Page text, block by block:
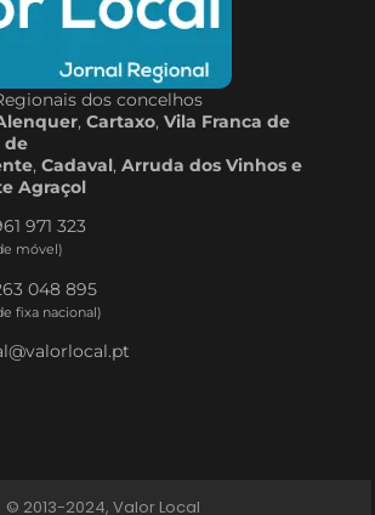
dos concelhos
, Cartaxo, Vila Franca de
de
, Cadaval, Arruda dos Vinhos e
Agraçol
971 323
móvel)
048 895
fixa nacional)
© 2013-2024, Valor Local